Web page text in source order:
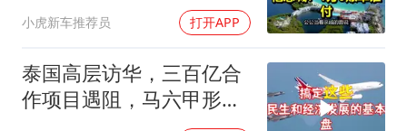
喊：1万3账单谁付
小虎新车推荐员 打开APP
泰国高层访华，三百亿合
作项目遇阻，马六甲形势